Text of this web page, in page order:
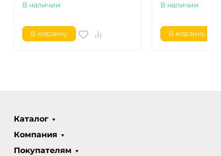
В наличии
В корзину
В наличии
В корзину
Каталог
Компания
Покупателям